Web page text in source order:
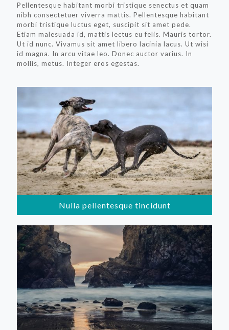
Pellentesque habitant morbi tristique senectus et quam
nibh consectetuer viverra mattis. Pellentesque habitant
morbi tristique luctus eget, suscipit sit amet pede.
Etiam malesuada id, mattis lectus eu felis. Mauris tortor.
Ut id nunc. Vivamus sit amet libero lacinia lacus. Ut wisi
id magna. In arcu vitae leo. Donec auctor varius. In
mollis, metus. Integer eros egestas.
Nulla pellentesque tincidunt